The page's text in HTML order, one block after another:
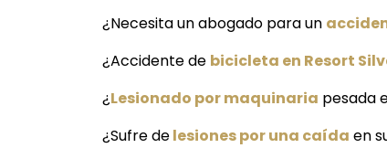
¿Necesita un abogado para un
¿Accidente de bicicleta en Resort
¿Lesionado por maquinaria pesada
¿Sufre delesiones por una caída en